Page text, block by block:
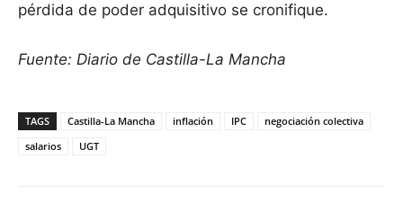
pérdida de poder adquisitivo se cronifique.
Fuente: Diario de Castilla-La Mancha
TAGS Castilla-La Mancha inflación IPC
negociación colectiva
salarios
UGT